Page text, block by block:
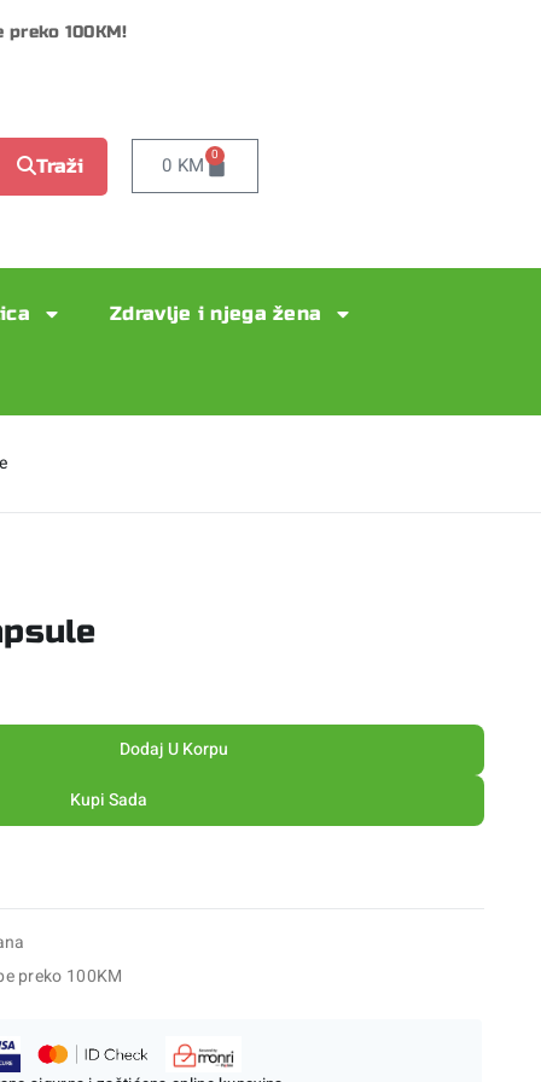
preko 100KM!
Traži 0 KM 0
Zdravlje i njega žena
Dodaj U Korpu
Kupi Sada
preko 100KM